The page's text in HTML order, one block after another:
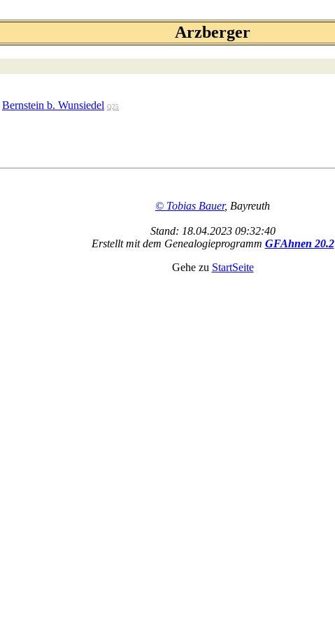
Arzberger
Bernstein b. Wunsiedel Q25
© Tobias Bauer, Bayreuth
Stand: 18.04.2023 09:32:40
Erstellt mit dem Genealogieprogramm GFAhnen 20.2
Gehe zu StartSeite